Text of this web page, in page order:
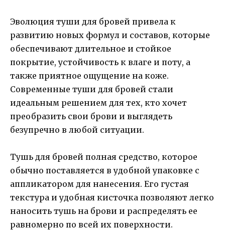
Эволюция туши для бровей привела к
развитию новых формул и составов, которые
обеспечивают длительное и стойкое
покрытие, устойчивость к влаге и поту, а
также приятное ощущение на коже.
Современные туши для бровей стали
идеальным решением для тех, кто хочет
преобразить свои брови и выглядеть
безупречно в любой ситуации.
Тушь для бровей полная средство, которое
обычно поставляется в удобной упаковке с
аппликатором для нанесения. Его густая
текстура и удобная кисточка позволяют легко
наносить тушь на брови и распределять ее
равномерно по всей их поверхности.